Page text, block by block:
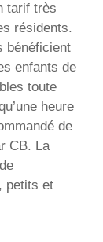
tarif très
résidents.
bénéficient
enfants de
toute
heure
de
CB. La
petits et